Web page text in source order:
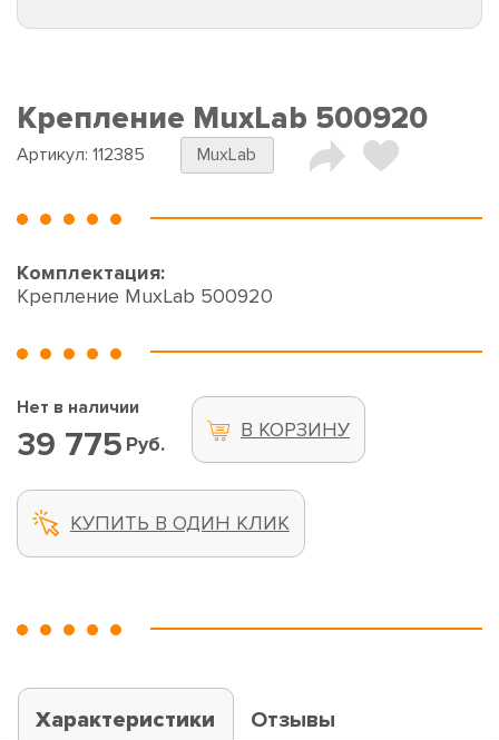
Крепление MuxLab 500920
Артикул: 112385 MuxLab
Комплектация:
Крепление MuxLab 500920
Нет в наличии
39 775 Руб.
В КОРЗИНУ
КУПИТЬ В ОДИН КЛИК
Характеристики Отзывы